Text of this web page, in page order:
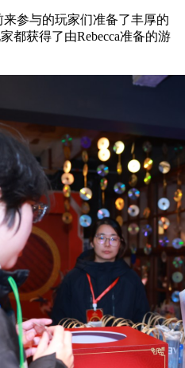
来参与的玩家们准备了丰厚的
都获得了由Rebecca准备的游